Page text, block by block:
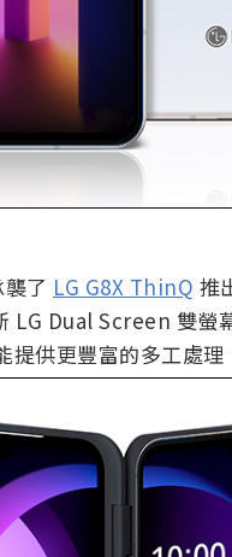
了 LG G8X ThinQ 推
LG Dual Screen 雙螢
供更豐富的多工處